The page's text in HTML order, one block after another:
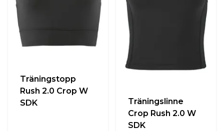
Träningstopp
Rush 2.0 Crop W
SDK
Träningslinne
Crop Rush 2.0 W
SDK